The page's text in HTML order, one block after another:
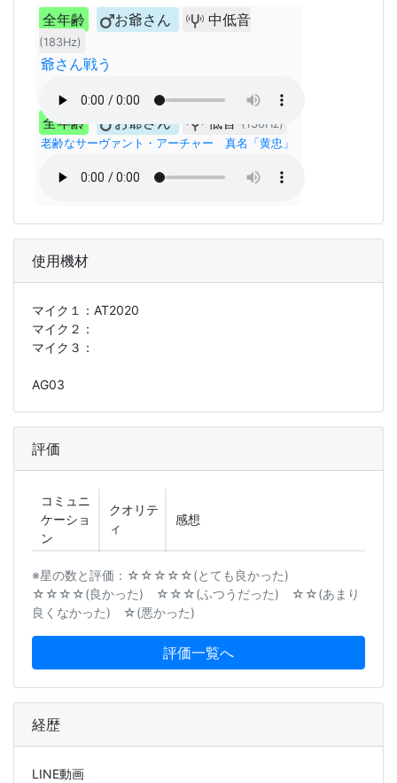
全年齢 お爺さん 中低音
(183Hz)
爺さん戦う
全年齢 お爺さん 低音 (130Hz)
老齢なサーヴァント・アーチャー 真名「黄忠」
使用機材
マイク１： AT2020
マイク２：
マイク３：
AG03
評価
コミュニ
ケーショ
ン
クオリテ
ィ
感想
※星の数と評価：☆☆☆☆☆(とても良かった)
☆☆☆☆(良かった) ☆☆☆(ふつうだった) ☆☆(あまり
良くなかった) ☆(悪かった)
評価一覧へ
経歴
LINE動画